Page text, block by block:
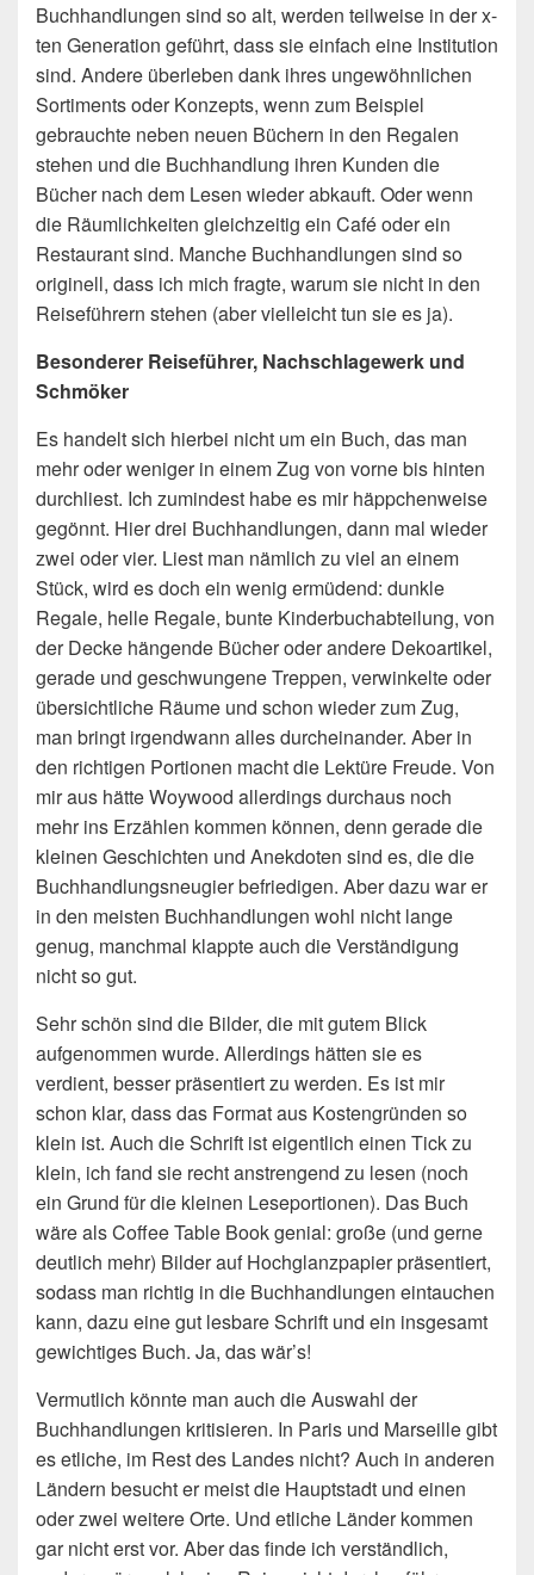
Buchhandlungen sind so alt, werden teilweise in der x-
ten Generation geführt, dass sie einfach eine Institution
sind. Andere überleben dank ihres ungewöhnlichen
Sortiments oder Konzepts, wenn zum Beispiel
gebrauchte neben neuen Büchern in den Regalen
stehen und die Buchhandlung ihren Kunden die
Bücher nach dem Lesen wieder abkauft. Oder wenn
die Räumlichkeiten gleichzeitig ein Café oder ein
Restaurant sind. Manche Buchhandlungen sind so
originell, dass ich mich fragte, warum sie nicht in den
Reiseführern stehen (aber vielleicht tun sie es ja).
Besonderer Reiseführer, Nachschlagewerk und
Schmöker
Es handelt sich hierbei nicht um ein Buch, das man
mehr oder weniger in einem Zug von vorne bis hinten
durchliest. Ich zumindest habe es mir häppchenweise
gegönnt. Hier drei Buchhandlungen, dann mal wieder
zwei oder vier. Liest man nämlich zu viel an einem
Stück, wird es doch ein wenig ermüdend: dunkle
Regale, helle Regale, bunte Kinderbuchabteilung, von
der Decke hängende Bücher oder andere Dekoartikel,
gerade und geschwungene Treppen, verwinkelte oder
übersichtliche Räume und schon wieder zum Zug,
man bringt irgendwann alles durcheinander. Aber in
den richtigen Portionen macht die Lektüre Freude. Von
mir aus hätte Woywood allerdings durchaus noch
mehr ins Erzählen kommen können, denn gerade die
kleinen Geschichten und Anekdoten sind es, die die
Buchhandlungsneugier befriedigen. Aber dazu war er
in den meisten Buchhandlungen wohl nicht lange
genug, manchmal klappte auch die Verständigung
nicht so gut.
Sehr schön sind die Bilder, die mit gutem Blick
aufgenommen wurde. Allerdings hätten sie es
verdient, besser präsentiert zu werden. Es ist mir
schon klar, dass das Format aus Kostengründen so
klein ist. Auch die Schrift ist eigentlich einen Tick zu
klein, ich fand sie recht anstrengend zu lesen (noch
ein Grund für die kleinen Leseportionen). Das Buch
wäre als Coffee Table Book genial: große (und gerne
deutlich mehr) Bilder auf Hochglanzpapier präsentiert,
sodass man richtig in die Buchhandlungen eintauchen
kann, dazu eine gut lesbare Schrift und ein insgesamt
gewichtiges Buch. Ja, das wär’s!
Vermutlich könnte man auch die Auswahl der
Buchhandlungen kritisieren. In Paris und Marseille gibt
es etliche, im Rest des Landes nicht? Auch in anderen
Ländern besucht er meist die Hauptstadt und einen
oder zwei weitere Orte. Und etliche Länder kommen
gar nicht erst vor. Aber das finde ich verständlich,